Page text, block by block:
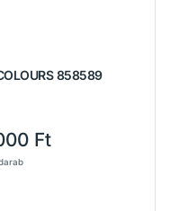
858589
Ft